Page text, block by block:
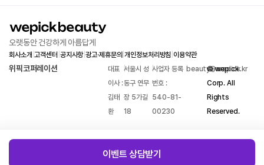
오랫동안 건강하게 아름답게
회사소개 |고객센터 공지사항|광고·제휴문의 |개인정보처리방침 이용약관
위픽코퍼레이션
대표
이사 :
김태
환
|서울시 성
동구 연무
장 5가길
18
|사업자 등록
번호 :
540-81-
00230
|beauty@wepick.kr
© wepick
Corp. All
Rights
Reserved.
이벤트 상담받기